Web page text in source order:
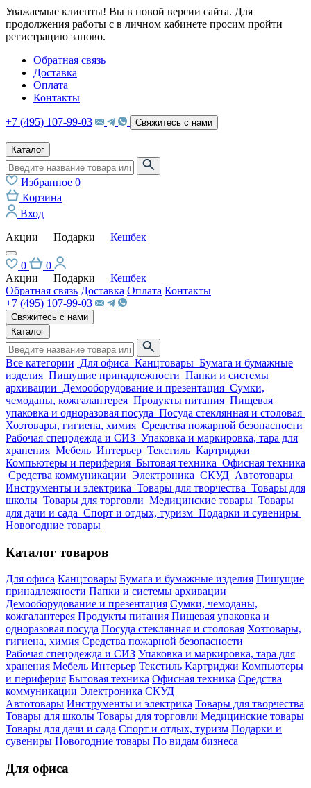
Уважаемые клиенты! Вы в новой версии сайта. Для
продолжения работы с в личном кабинете просим пройти
регистрацию заново.
Обратная связь
Доставка
Оплата
Контакты
+7 (495) 107-99-03 Свяжитесь с нами
Каталог
Избранное 0
Корзина
Вход
Акции
Подарки Кешбек
0
0
Акции
Подарки
Кешбек
Обратная связь Доставка Оплата Контакты
+7 (495) 107-99-03
Свяжитесь с нами
Каталог
Все категории Для офиса Канцтовары Бумага и бумажные
изделия Пишущие принадлежности Папки и системы
архивации Демооборудование и презентация Сумки,
чемоданы, кожгалантерея Продукты питания Пищевая
упаковка и одноразовая посуда Посуда стеклянная и столовая
Хозтовары, гигиена, химия Средства пожарной безопасности
Рабочая спецодежда и СИЗ Упаковка и маркировка, тара для
хранения Мебель Интерьер Текстиль Картриджи
Компьютеры и периферия Бытовая техника Офисная техника
Средства коммуникации Электроника СКУД Автотовары
Инструменты и электрика Товары для творчества Товары для
школы Товары для торговли Медицинские товары Товары
для дачи и сада Спорт и отдых, туризм Подарки и сувениры
Новогодние товары
Каталог товаров
Для офиса Канцтовары Бумага и бумажные изделия Пишущие
принадлежности Папки и системы архивации
Демооборудование и презентация Сумки, чемоданы,
кожгалантерея Продукты питания Пищевая упаковка и
одноразовая посуда Посуда стеклянная и столовая Хозтовары,
гигиена, химия Средства пожарной безопасности
Рабочая спецодежда и СИЗ Упаковка и маркировка, тара для
хранения Мебель Интерьер Текстиль Картриджи Компьютеры
и периферия Бытовая техника Офисная техника Средства
коммуникации Электроника СКУД
Автотовары Инструменты и электрика Товары для творчества
Товары для школы Товары для торговли Медицинские товары
Товары для дачи и сада Спорт и отдых, туризм Подарки и
сувениры Новогодние товары По видам бизнеса
Для офиса